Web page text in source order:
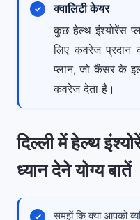
क्वालिटी केयर
कुछ हेल्थ इंश्योरेंस
लिए कवरेज
प्लान, जो कैंसर के
कवरेज देता है।
दिल्ली में हेल्थ
ध्यान देने योग्य बातें
समझें कि क्या आपको